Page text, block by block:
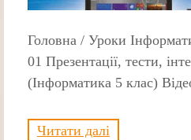
Головна / Уроки
01 Презентації, тести,
(Інформатика 5 клас)
Читати далі